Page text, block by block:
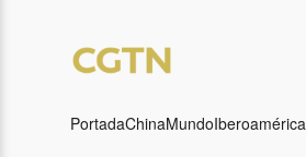
PortadaChinaMundoIberoamérica